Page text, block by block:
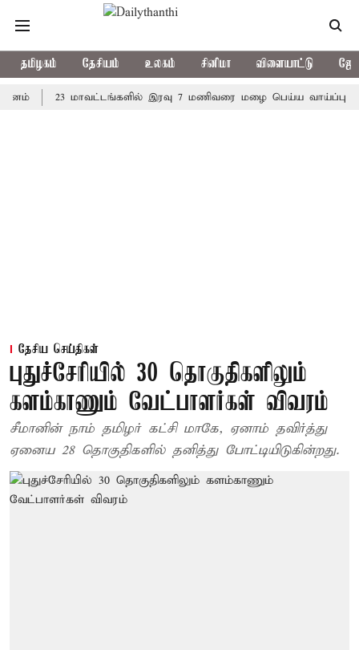
தமிழகம் தேசியம் உலகம் சினிமா விளையாட்டு
23 மாவட்டங்களில் இரவு 7 மணிவரை மழை பெய்ய வாய்ப்பு
தேசிய செய்திகள்
புதுச்சேரியில் 30 தொகுதிகளிலும்
களம்காணும் வேட்பாளர்கள் விவரம்
சீமானின் நாம் தமிழர் கட்சி மாகே, ஏனாம் தவிர்த்து
ஏனைய 28 தொகுதிகளில் தனித்து போட்டியிடுகின்றது.